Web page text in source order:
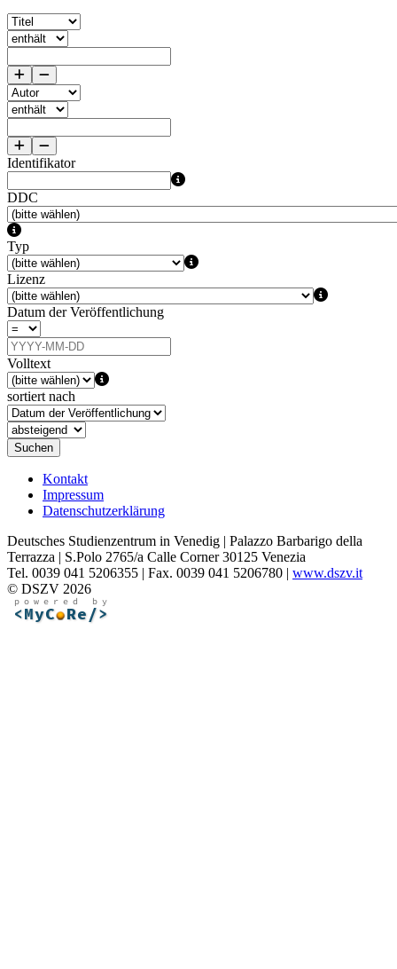
Identifikator
DDC
Typ
Lizenz
Datum der Veröffentlichung
Volltext
sortiert nach
Suchen
Kontakt
Impressum
Datenschutzerklärung
Deutsches Studienzentrum in Venedig | Palazzo Barbarigo della
Terrazza | S.Polo 2765/a Calle Corner 30125 Venezia
Tel. 0039 041 5206355 | Fax. 0039 041 5206780 | www.dszv.it
© DSZV 2026